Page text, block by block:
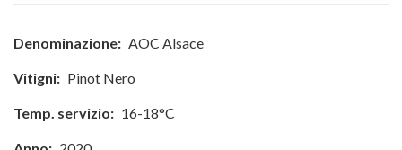
Denominazione: AOC Alsace
Vitigni: Pinot Nero
Temp. servizio: 16-18°C